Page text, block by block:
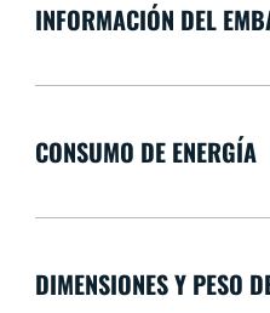
INFORMACIÓN DEL
CONSUMO DE ENERGÍA
DIMENSIONES Y PESO